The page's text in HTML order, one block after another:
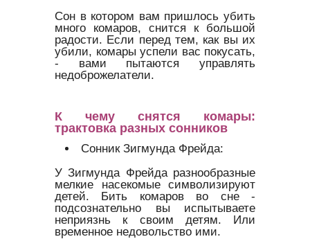
Сон в котором вам пришлось убить
много комаров, снится к большой
радости. Если перед тем, как вы их
убили, комары успели вас покусать,
- вами пытаются управлять
недоброжелатели.
К чему снятся комары:
трактовка разных сонников
Сонник Зигмунда Фрейда:
У Зигмунда Фрейда разнообразные
мелкие насекомые символизируют
детей. Бить комаров во сне -
подсознательно вы испытываете
неприязнь к своим детям. Или
временное недовольство ими.